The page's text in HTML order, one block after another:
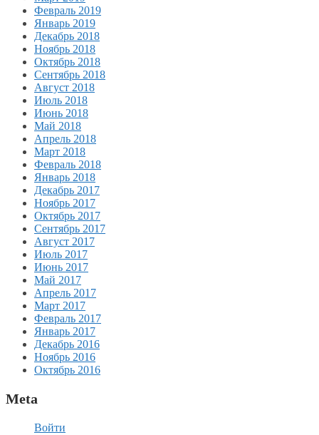
Февраль 2019
Январь 2019
Декабрь 2018
Ноябрь 2018
Октябрь 2018
Сентябрь 2018
Август 2018
Июль 2018
Июнь 2018
Май 2018
Апрель 2018
Март 2018
Февраль 2018
Январь 2018
Декабрь 2017
Ноябрь 2017
Октябрь 2017
Сентябрь 2017
Август 2017
Июль 2017
Июнь 2017
Май 2017
Апрель 2017
Март 2017
Февраль 2017
Январь 2017
Декабрь 2016
Ноябрь 2016
Октябрь 2016
Meta
Войти